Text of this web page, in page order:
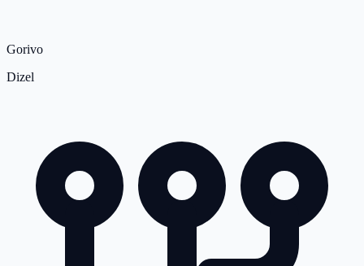
Gorivo
Dizel